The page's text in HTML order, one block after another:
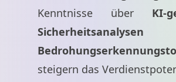
Kenntnisse über KI-
Sicherheitsanalysen
steigern das